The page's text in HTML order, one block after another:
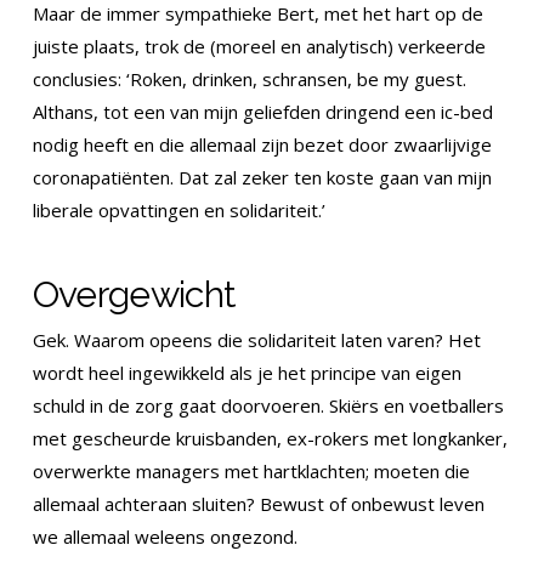
Maar de immer sympathieke Bert, met het hart op de
juiste plaats, trok de (moreel en analytisch) verkeerde
conclusies: ‘Roken, drinken, schransen, be my guest.
Althans, tot een van mijn geliefden dringend een ic-bed
nodig heeft en die allemaal zijn bezet door zwaarlijvige
coronapatiënten. Dat zal zeker ten koste gaan van mijn
liberale opvattingen en solidariteit.’
Overgewicht
Gek. Waarom opeens die solidariteit laten varen? Het
wordt heel ingewikkeld als je het principe van eigen
schuld in de zorg gaat doorvoeren. Skiërs en voetballers
met gescheurde kruisbanden, ex-rokers met longkanker,
overwerkte managers met hartklachten; moeten die
allemaal achteraan sluiten? Bewust of onbewust leven
we allemaal weleens ongezond.